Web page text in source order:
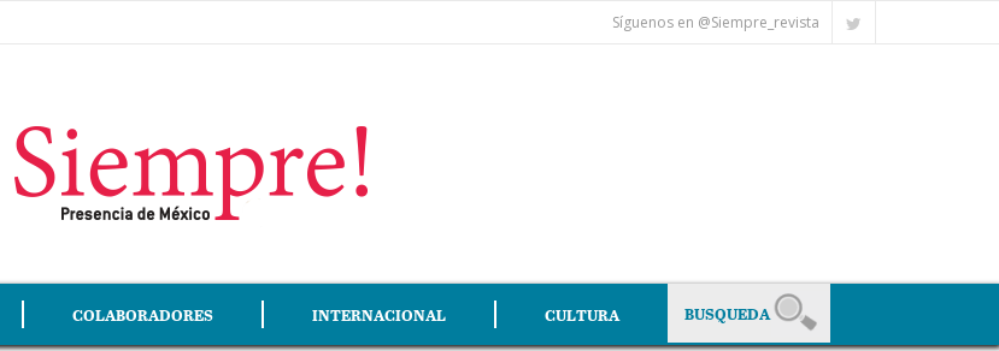
Síguenos en @Siempre_revista
COLABORADORES INTERNACIONAL CULTURA